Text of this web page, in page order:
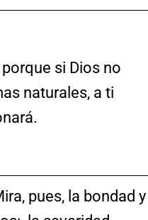
si Dios no
naturales, a ti
pues, la bondad y